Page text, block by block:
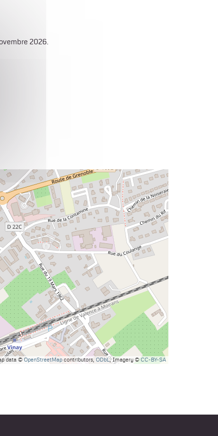
2026.
data © OpenStreetMap contributors, ODbL, Imagery © CC-BY-SA